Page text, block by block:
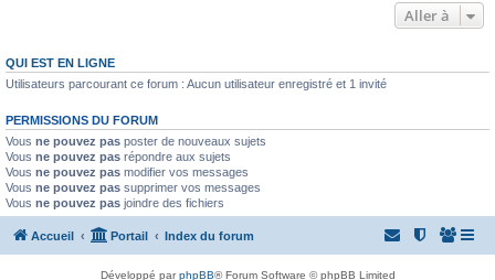
Aller à
QUI EST EN LIGNE
Utilisateurs parcourant ce forum : Aucun utilisateur enregistré et 1 invité
PERMISSIONS DU FORUM
Vous ne pouvez pas poster de nouveaux sujets
Vous ne pouvez pas répondre aux sujets
Vous ne pouvez pas modifier vos messages
Vous ne pouvez pas supprimer vos messages
Vous ne pouvez pas joindre des fichiers
Accueil Portail Index du forum
Développé parphpBB® Forum Software © phpBB Limited